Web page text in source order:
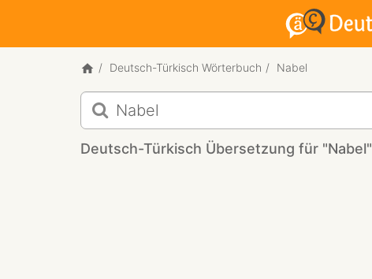
Deutsch-Türkisch Wörterbuch Nabel
Deutsch-
Türkisch
Übersetzung
für
Deutsch-Türkisch Übersetzung für "Nabel"